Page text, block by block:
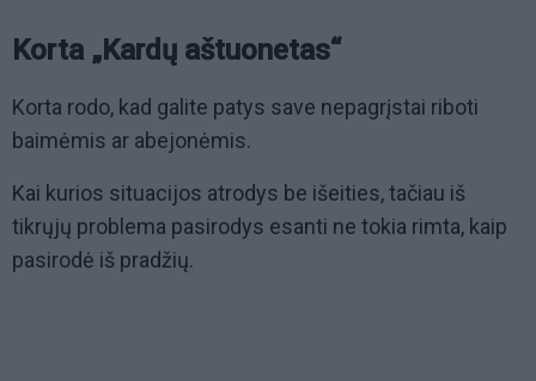
Korta „Kardų aštuonetas“
Korta rodo, kad galite patys save nepagrįstai riboti
baimėmis ar abejonėmis.
Kai kurios situacijos atrodys be išeities, tačiau iš
tikrųjų problema pasirodys esanti ne tokia rimta, kaip
pasirodė iš pradžių.